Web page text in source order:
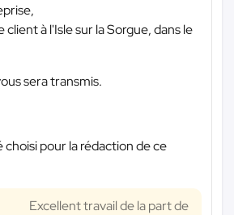
à l'Isle sur la Sorgue, dans le
sera transmis.
pour la rédaction de ce
Excellent travail de la part de